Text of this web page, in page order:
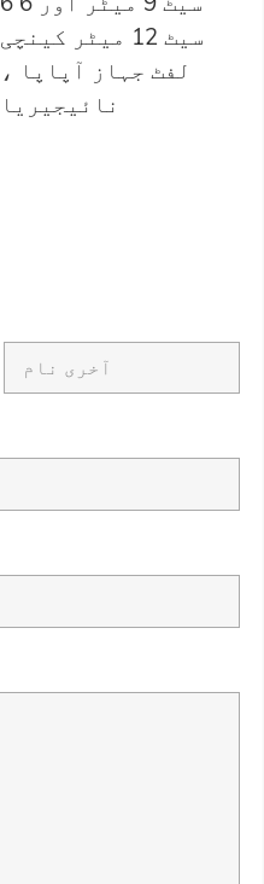
سیٹ 12 میٹر کینچی
لفٹ جہاز آپاپا ،
نائیجیریا